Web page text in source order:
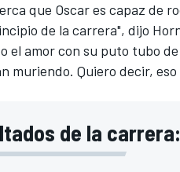
que Oscar es capaz de
de la carrera", dijo
el amor con su puto tubo
muriendo. Quiero decir,
de la carrera: